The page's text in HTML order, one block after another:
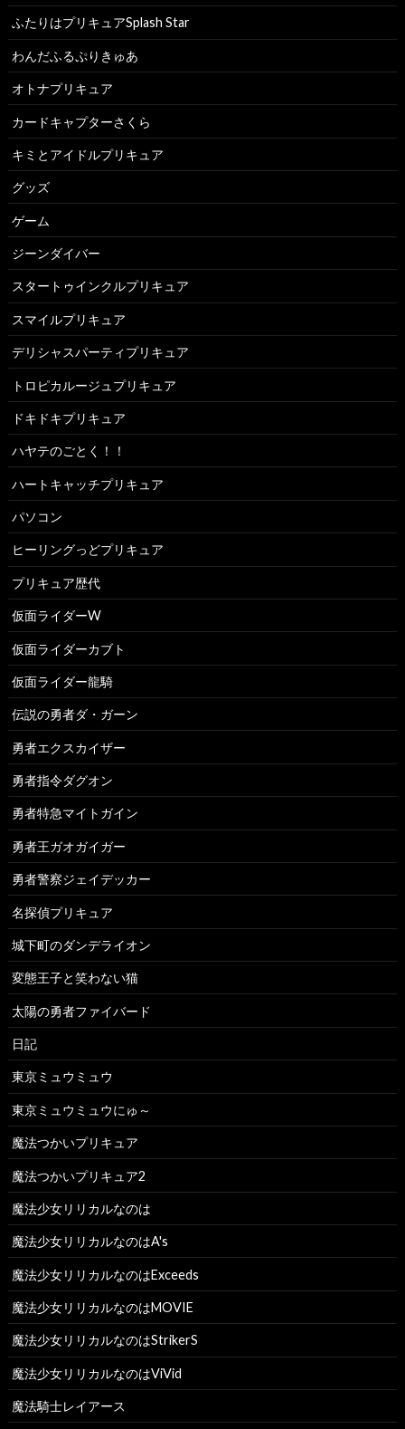
ふたりはプリキュアSplash Star
わんだふるぷりきゅあ
オトナプリキュア
カードキャプターさくら
キミとアイドルプリキュア
グッズ
ゲーム
ジーンダイバー
スタートゥインクルプリキュア
スマイルプリキュア
デリシャスパーティプリキュア
トロピカルージュプリキュア
ドキドキプリキュア
ハヤテのごとく！！
ハートキャッチプリキュア
パソコン
ヒーリングっどプリキュア
プリキュア歴代
仮面ライダーW
仮面ライダーカブト
仮面ライダー龍騎
伝説の勇者ダ・ガーン
勇者エクスカイザー
勇者指令ダグオン
勇者特急マイトガイン
勇者王ガオガイガー
勇者警察ジェイデッカー
名探偵プリキュア
城下町のダンデライオン
変態王子と笑わない猫
太陽の勇者ファイバード
日記
東京ミュウミュウ
東京ミュウミュウにゅ～
魔法つかいプリキュア
魔法つかいプリキュア2
魔法少女リリカルなのは
魔法少女リリカルなのはA's
魔法少女リリカルなのはExceeds
魔法少女リリカルなのはMOVIE
魔法少女リリカルなのはStrikerS
魔法少女リリカルなのはViVid
魔法騎士レイアース